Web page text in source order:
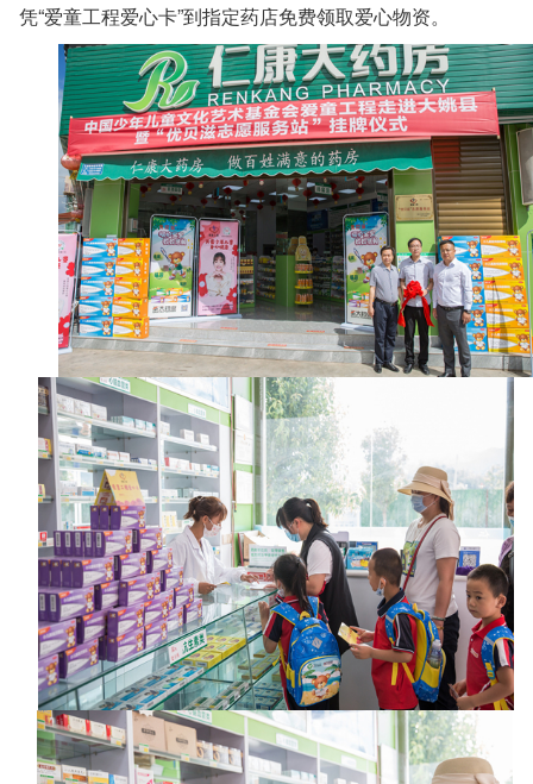
凭“爱童工程爱心卡”到指定药店免费领取爱心物资。